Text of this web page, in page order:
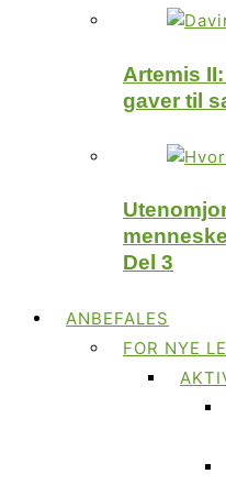
Artemis
gaver til
Del 3
ANBEFALES
FOR NYE